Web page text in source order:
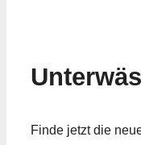
Finde jetzt die